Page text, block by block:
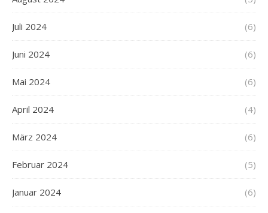
Juli 2024 (6)
Juni 2024 (6)
Mai 2024 (6)
April 2024 (4)
März 2024 (6)
Februar 2024 (5)
Januar 2024 (6)